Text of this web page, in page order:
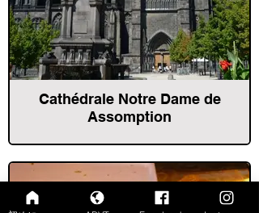
Cathédrale Notre Dame de
Assomption